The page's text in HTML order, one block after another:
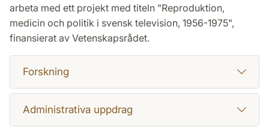
arbeta med ett projekt med titeln "Reproduktion,
medicin och politik i svensk television, 1956-1975",
finansierat av Vetenskapsrådet.
Forskning
Administrativa uppdrag